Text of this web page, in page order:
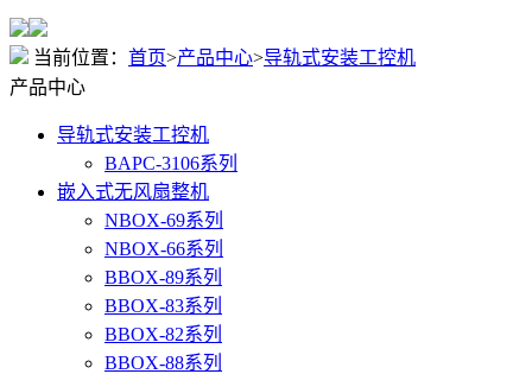
当前位置： 首页>产品中心>导轨式安装工控机
产品中心
导轨式安装工控机
BAPC-3106系列
嵌入式无风扇整机
NBOX-69系列
NBOX-66系列
BBOX-89系列
BBOX-83系列
BBOX-82系列
BBOX-88系列